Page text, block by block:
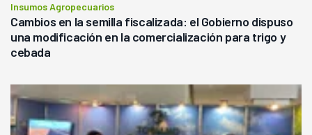
Insumos Agropecuarios
Cambios en la semilla fiscalizada: el Gobierno dispuso
una modificación en la comercialización para trigo y
cebada